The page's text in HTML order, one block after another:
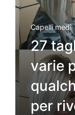
Capelli medi
27
varie
per